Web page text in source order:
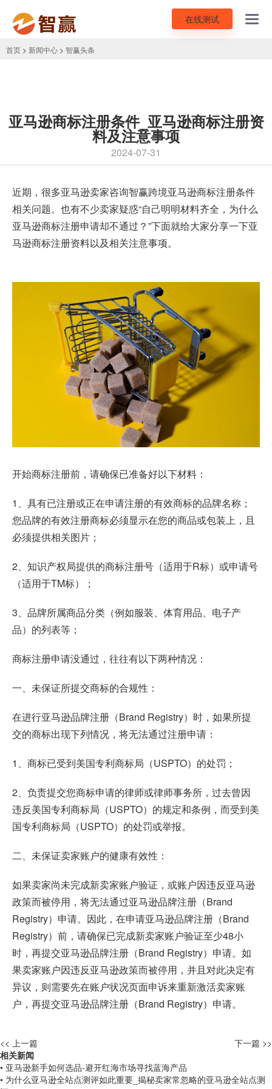
在线测试
首页 > 新闻中心 > 智赢头条
亚马逊商标注册条件_亚马逊商标注册资
料及注意事项
2024-07-31
近期，很多亚马逊卖家咨询智赢跨境亚马逊商标注册条件
相关问题。也有不少卖家疑惑“自己明明材料齐全，为什么
亚马逊商标注册申请却不通过？”下面就给大家分享一下亚
马逊商标注册资料以及相关注意事项。
开始商标注册前，请确保已准备好以下材料：
1、具有已注册或正在申请注册的有效商标的品牌名称；
您品牌的有效注册商标必须显示在您的商品或包装上，且
必须提供相关图片；
2、知识产权局提供的商标注册号（适用于R标）或申请号
（适用于TM标）；
3、品牌所属商品分类（例如服装、体育用品、电子产
品）的列表等；
商标注册申请没通过，往往有以下两种情况：
一、未保证所提交商标的合规性：
在进行亚马逊品牌注册 （Brand Registry）时，如果所提
交的商标出现下列情况，将无法通过注册申请：
1、商标已受到美国专利商标局（USPTO）的处罚；
2、负责提交您商标申请的律师或律师事务所，过去曾因
违反美国专利商标局（USPTO）的规定和条例，而受到美
国专利商标局（USPTO）的处罚或举报。
二、未保证卖家账户的健康有效性：
如果卖家尚未完成新卖家账户验证，或账户因违反亚马逊
政策而被停用，将无法通过亚马逊品牌注册（Brand
Registry）申请。因此，在申请亚马逊品牌注册（Brand
Registry）前，请确保已完成新卖家账户验证至少48小
时，再提交亚马逊品牌注册（Brand Registry）申请。如
果卖家账户因违反亚马逊政策而被停用，并且对此决定有
异议，则需要先在账户状况页面申诉来重新激活卖家账
户，再提交亚马逊品牌注册（Brand Registry）申请。
<< 上一篇
下一篇 >>
相关新闻
• 亚马逊新手如何选品-避开红海市场寻找蓝海产品
• 为什么亚马逊全站点测评如此重要_揭秘卖家常忽略的亚马逊全站点测